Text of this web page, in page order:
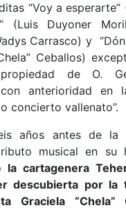
“Voy a esperarte”
(Luis Duyoner
Carrasco) y
Ceballos)
de O.
anterioridad en
concierto vallenato”.
años antes de la
musical en su
la cartagenera
descubierta por la
Graciela “Chela”